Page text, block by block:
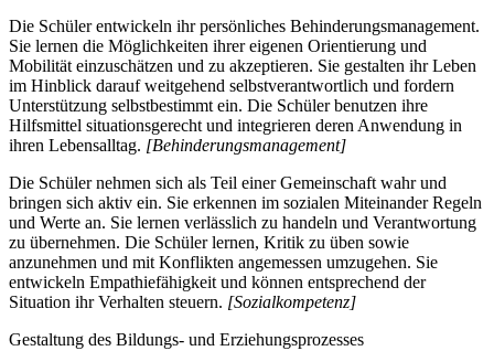
Die Schüler entwickeln ihr persönliches Behinderungsmanagement.
Sie lernen die Möglichkeiten ihrer eigenen Orientierung und
Mobilität einzuschätzen und zu akzeptieren. Sie gestalten ihr Leben
im Hinblick darauf weitgehend selbstverantwortlich und fordern
Unterstützung selbstbestimmt ein. Die Schüler benutzen ihre
Hilfsmittel situationsgerecht und integrieren deren Anwendung in
ihren Lebensalltag. [Behinderungsmanagement]
Die Schüler nehmen sich als Teil einer Gemeinschaft wahr und
bringen sich aktiv ein. Sie erkennen im sozialen Miteinander Regeln
und Werte an. Sie lernen verlässlich zu handeln und Verantwortung
zu übernehmen. Die Schüler lernen, Kritik zu üben sowie
anzunehmen und mit Konflikten angemessen umzugehen. Sie
entwickeln Empathiefähigkeit und können entsprechend der
Situation ihr Verhalten steuern. [Sozialkompetenz]
Gestaltung des Bildungs- und Erziehungsprozesses